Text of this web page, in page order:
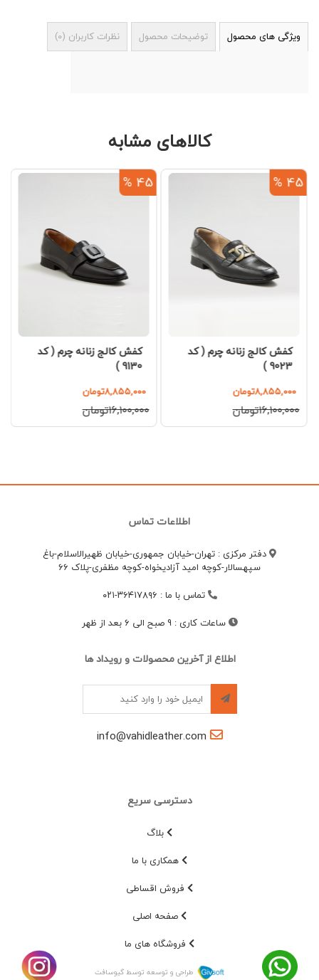
ویژگی های محصول توضیحات محصول نظرات کاربران (
0
)
کالاهای مشابه
45 %
کفش کالج زنانه چرم ( کد
9023 )
۸,۸۵۵,۰۰۰تومان
۱۶,۱۰۰,۰۰۰تومان
45 %
کفش کالج زنانه چرم ( کد
9130 )
۸,۸۵۵,۰۰۰تومان
۱۶,۱۰۰,۰۰۰تومان
اطلاعات تماس
دفتر مرکزی : تهران-خیابان جمهوری-خیابان ظهیرالاسلام-باغ
سپهسالار-کوچه امید آزادیخواه-کوچه مظفری-پلاک 66
تماس با ما : ۳۶۴۱۷۸۹۶-۰۲۱
ساعات کاری : 9 صبح الی 6 بعد از ظهر
اطلاع از آخرین محصولات و رویداد ها
info@vahidleather.com
دسترسی سریع
بلاگ
همکاری با ما
فروش اقساطی
صفحه اصلی
فروشگاه های ما
طراحی و توسعه توسط گیوسافت